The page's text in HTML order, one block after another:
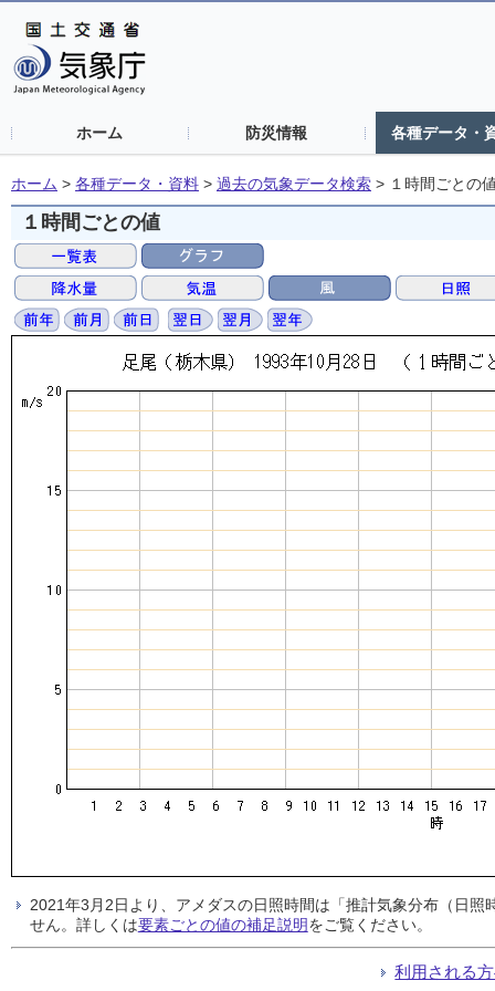
ホーム 防災情報 各種データ・
ホーム > 各種データ・資料 > 過去の気象データ検索 > １時間ごとの
１時間ごとの値
2021年3月2日より、アメダスの日照時間は「推計気象分布（日
せん。詳しくは要素ごとの値の補足説明をご覧ください。
利用される